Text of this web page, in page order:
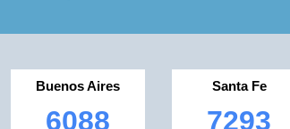
Buenos Aires
6088
Santa Fe
7293